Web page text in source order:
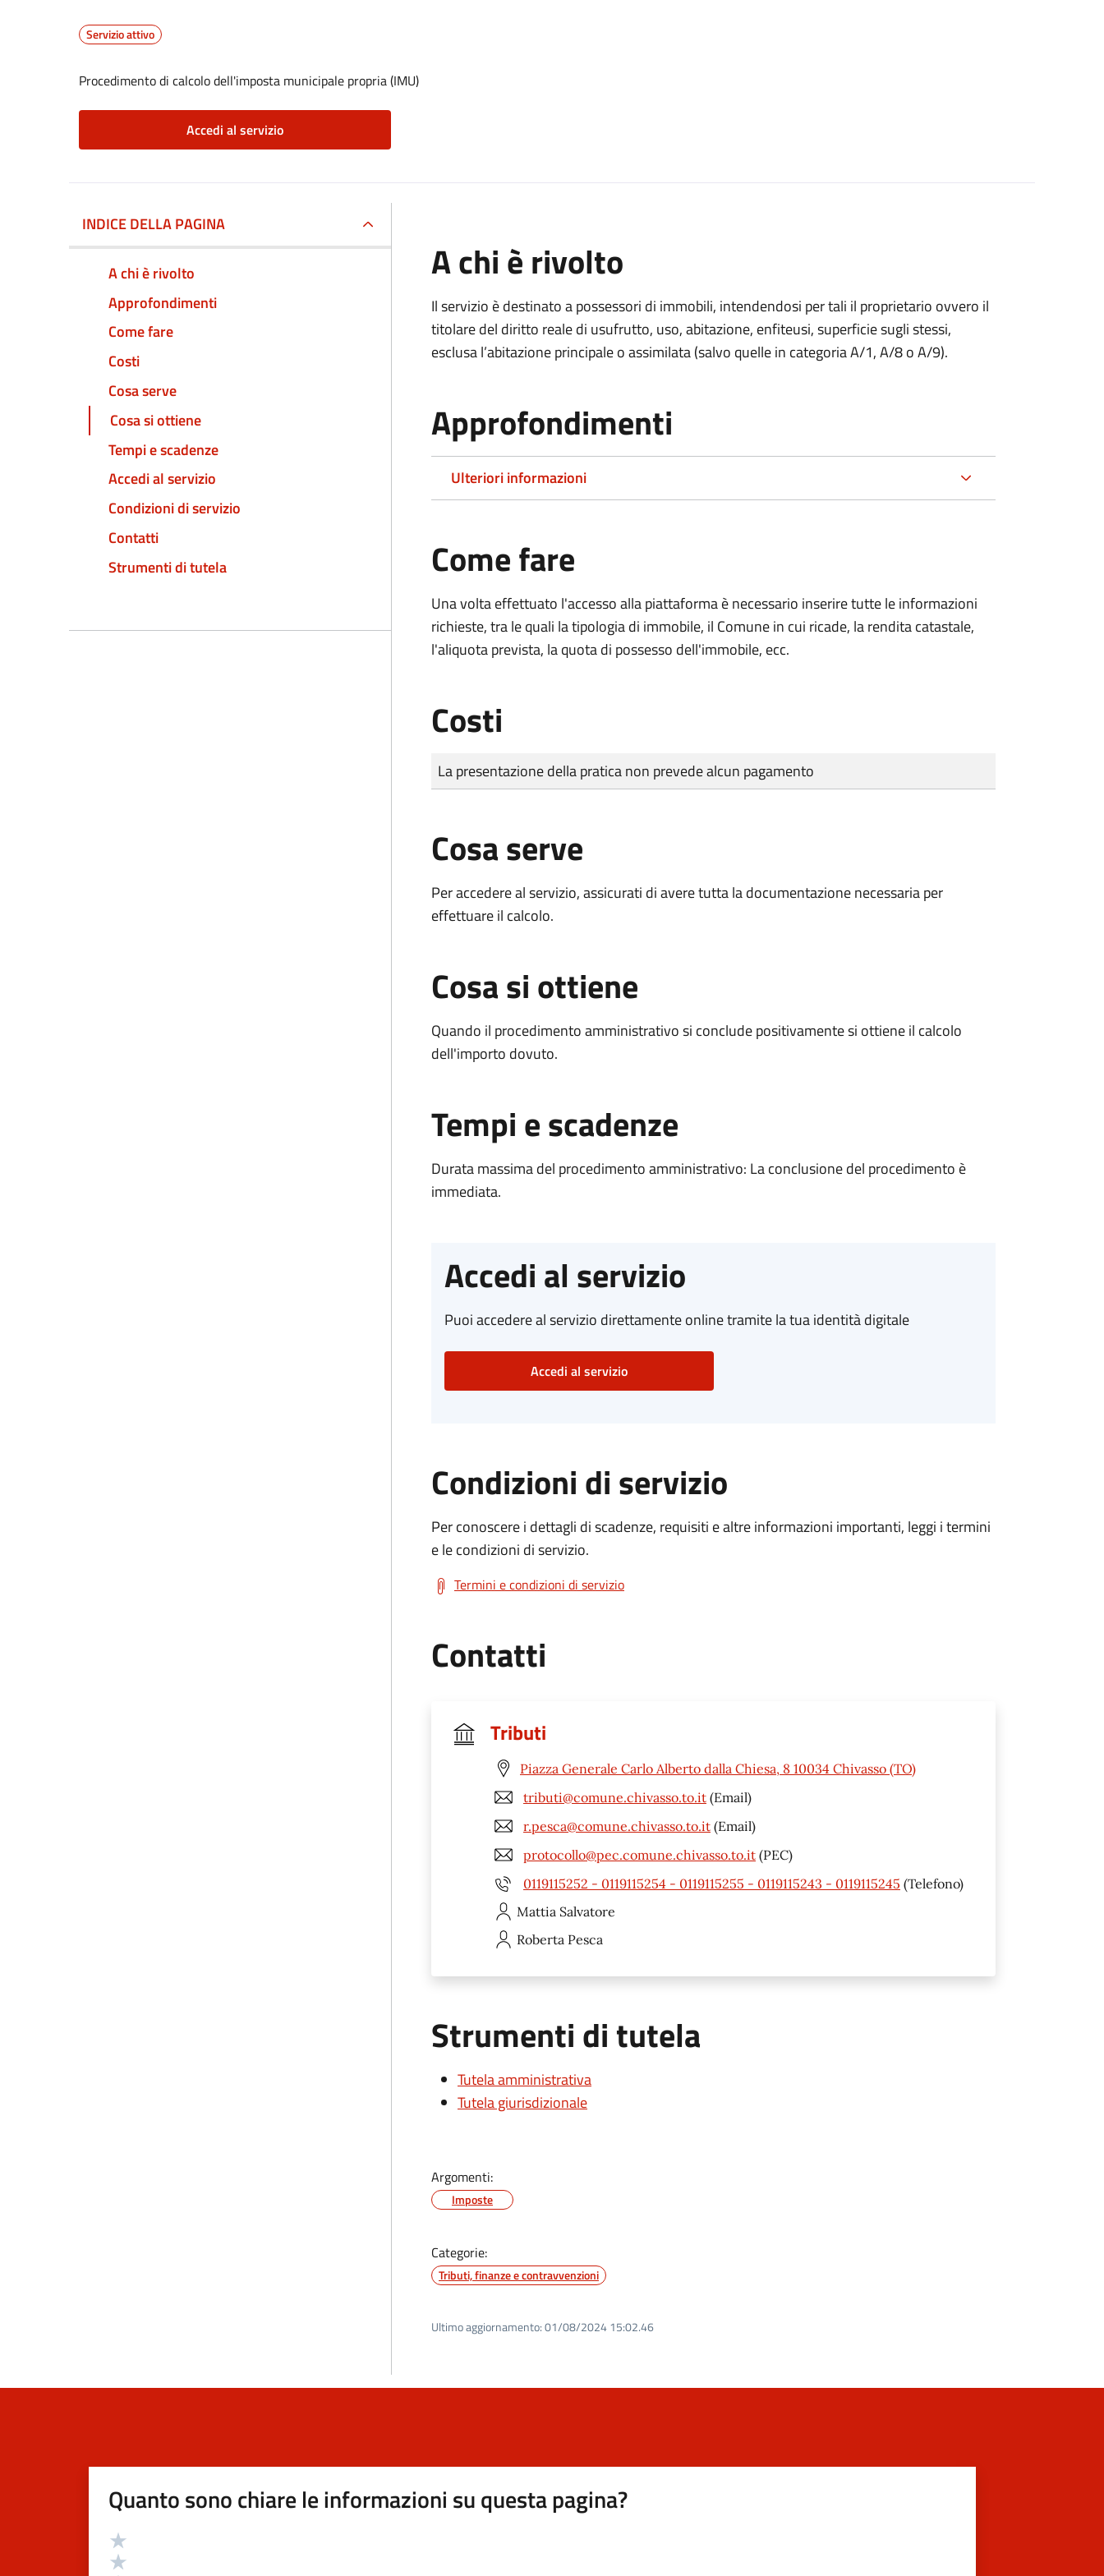
Servizio attivo
Procedimento di calcolo dell'imposta municipale propria (IMU)
Accedi al servizio
INDICE DELLA PAGINA
A chi è rivolto
Approfondimenti
Come fare
Costi
Cosa serve
Cosa si ottiene
Tempi e scadenze
Accedi al servizio
Condizioni di servizio
Contatti
Strumenti di tutela
A chi è rivolto
Il servizio è destinato apossessori di immobili, intendendosi per tali il proprietario ovvero il
titolare del diritto reale di usufrutto, uso, abitazione, enfiteusi, superficie sugli stessi,
esclusa l’abitazione principale o assimilata (salvo quelle in categoria A/1, A/8 o A/9).
Approfondimenti
Ulteriori informazioni
Come fare
Una volta effettuato l'accesso alla piattaforma è necessario inserire tutte le informazioni
richieste, tra le quali la tipologia di immobile, il Comune in cui ricade, la rendita catastale,
l'aliquota prevista, la quota di possesso dell'immobile, ecc.
Costi
Tipo di pagamento
Importo
La presentazione della pratica non prevede alcun pagamento
Cosa serve
Per accedere al servizio, assicurati di avere tutta la documentazione necessaria per
effettuare il calcolo.
Cosa si ottiene
Quando il procedimento amministrativo si conclude positivamente si ottiene il calcolo
dell'importo dovuto.
Tempi e scadenze
Durata massima del procedimento amministrativo: La conclusione del procedimento è
immediata.
Accedi al servizio
Puoi accedere al servizio direttamente online tramite la tua identità digitale
Accedi al servizio
Condizioni di servizio
Per conoscere i dettagli di scadenze, requisiti e altre informazioni importanti, leggi i termini
e le condizioni di servizio.
Termini e condizioni di servizio
Contatti
Tributi
Piazza Generale Carlo Alberto dalla Chiesa, 8 10034 Chivasso (TO)
tributi@comune.chivasso.to.it (Email)
r.pesca@comune.chivasso.to.it (Email)
protocollo@pec.comune.chivasso.to.it (PEC)
0119115252 - 0119115254 - 0119115255 - 0119115243 - 0119115245 (Telefono)
Mattia Salvatore
Roberta Pesca
Strumenti di tutela
Tutela amministrativa
Tutela giurisdizionale
Argomenti:
Imposte
Categorie:
Tributi, finanze e contravvenzioni
Ultimo aggiornamento:01/08/2024 15:02.46
Quanto sono chiare le informazioni su questa pagina?
Valutazione